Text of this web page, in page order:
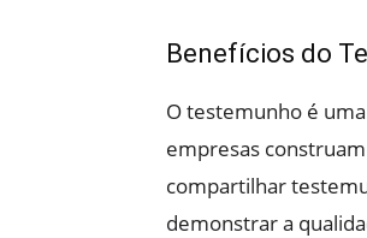
Benefícios do
O testemunho é
empresas
compartilhar
demonstrar a